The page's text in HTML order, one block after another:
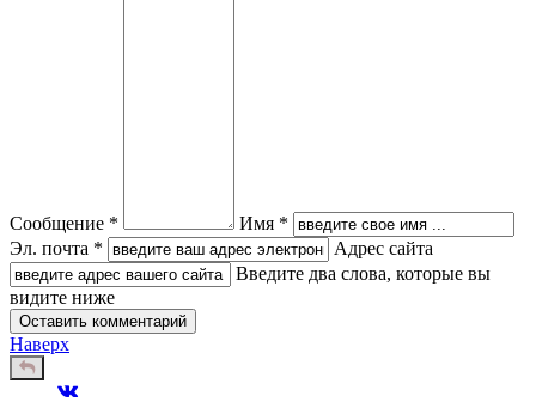
Сообщение *
Имя *
Эл. почта *
Адрес сайта
Введите два слова, которые вы
видите ниже
Наверх